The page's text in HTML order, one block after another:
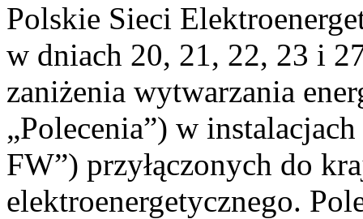
Polskie Sieci
w dniach 20, 21, 22, 23 i
zaniżenia wytwarzania
„Polecenia”) w
FW”) przyłączonych do
elektroenergetycznego.